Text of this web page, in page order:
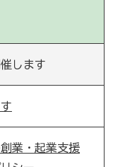
します
業・起業支援